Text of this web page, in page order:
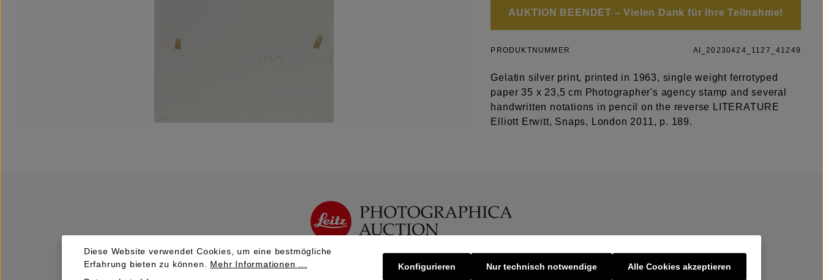
AUKTION BEENDET – Vielen Dank für Ihre Teilnahme!
PRODUKTNUMMER AI_20230424_1127_41249
Gelatin silver print, printed in 1963, single weight ferrotyped
paper 35 x 23,5 cm Photographer's agency stamp and several
handwritten notations in pencil on the reverse LITERATURE
Elliott Erwitt, Snaps, London 2011, p. 189.
Kaufen | Bieten Verkaufen | Einbringen Über uns
Diese Website verwendet Cookies, um eine bestmögliche
Erfahrung bieten zu können. Mehr Informationen ...
Nur technisch notwendige
Konfigurieren Alle Cookies akzeptieren